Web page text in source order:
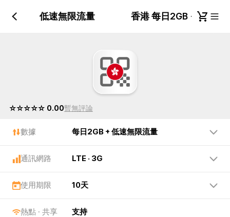
2GB + 低速無限流量 香港 每日2GB + 低速
☆☆☆☆☆ 0.00暫無評論
數據 每日2GB + 低速無限流量
通訊網路 LTE · 3G
使用期限 10天
熱點 · 共享 支持